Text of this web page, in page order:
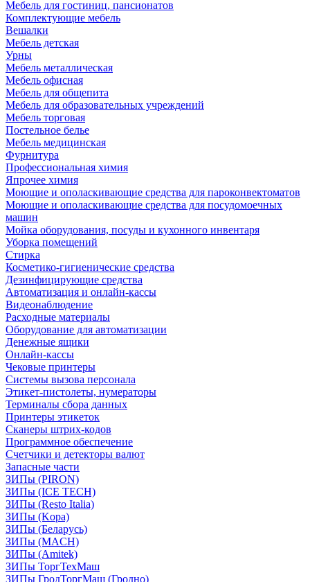
Мебель для гостиниц, пансионатов
Комплектующие мебель
Вешалки
Мебель детская
Урны
Мебель металлическая
Мебель офисная
Мебель для общепита
Мебель для образовательных учреждений
Мебель торговая
Постельное белье
Мебель медицинская
Фурнитура
Профессиональная химия
Япрочее химия
Моющие и ополаскивающие средства для пароконвектоматов
Моющие и ополаскивающие средства для посудомоечных
машин
Мойка оборудования, посуды и кухонного инвентаря
Уборка помещений
Стирка
Косметико-гигиенические средства
Дезинфицирующие средства
Автоматизация и онлайн-кассы
Видеонаблюдение
Расходные материалы
Оборудование для автоматизации
Денежные ящики
Онлайн-кассы
Чековые принтеры
Системы вызова персонала
Этикет-пистолеты, нумераторы
Терминалы сбора данных
Принтеры этикеток
Сканеры штрих-кодов
Программное обеспечение
Счетчики и детекторы валют
Запасные части
ЗИПы (PIRON)
ЗИПы (ICE TECH)
ЗИПы (Resto Italia)
ЗИПы (Kopa)
ЗИПы (Беларусь)
ЗИПы (MACH)
ЗИПы (Amitek)
ЗИПы ТоргТехМаш
ЗИПы ГродТоргМаш (Гродно)